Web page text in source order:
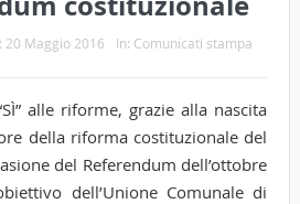
20 Maggio 2016 In: Comunicati stampa
alle riforme, grazie alla nascita
della riforma costituzionale del
del Referendum dell’ottobre
dell’Unione Comunale di